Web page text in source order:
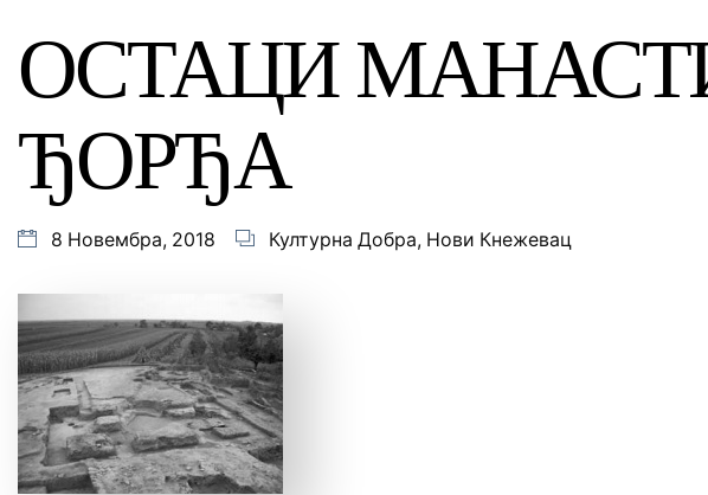
ОСТАЦИ
ЂОРЂА
8 Новембра, 2018 Културна Добра, Нови Кнежевац